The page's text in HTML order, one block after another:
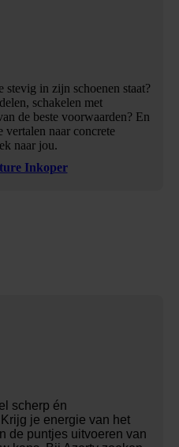
in zijn schoenen staat?
schakelen met
de beste voorwaarden? En
vertalen naar concrete
naar jou.
Inkoper
scherp én
je energie van het
de puntjes uitvoeren van